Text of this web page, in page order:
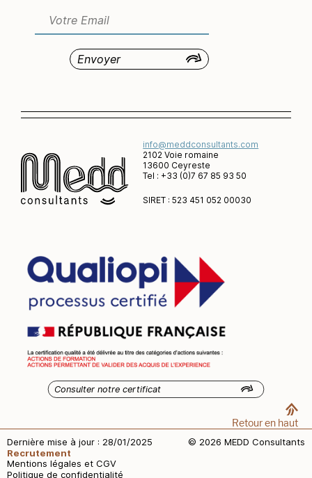
info@meddconsultants.com
2102 Voie romaine
13600 Ceyreste
Tel : +33 (0)7 67 85 93 50
SIRET : 523 451 052 00030
Consulter notre certificat
Retour en haut
Dernière mise à jour : 28/01/2025
© 2026 MEDD Consultants
Recrutement
Mentions légales et CGV
Politique de confidentialité